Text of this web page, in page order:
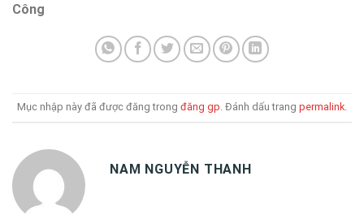
Công
Mục nhập này đã được đăng trong đăng gp . Đánh dấu trang permalink
NAM NGUYỄN THANH